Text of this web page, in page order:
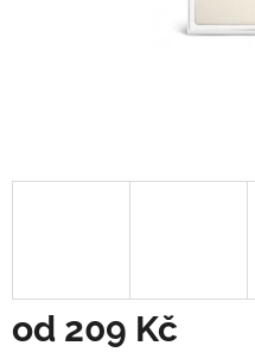
od 209 Kč